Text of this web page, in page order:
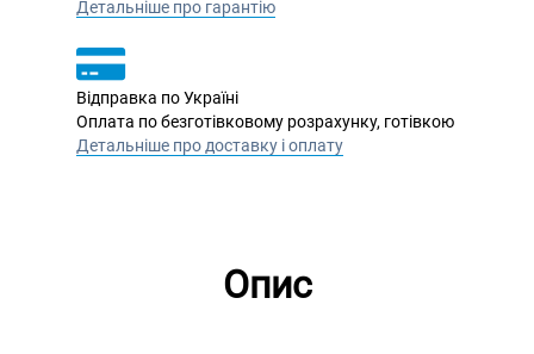
Детальніше про гарантію
Відправка по Україні
Оплата по безготівковому розрахунку, готівкою
Детальніше про доставку і оплату
Опис